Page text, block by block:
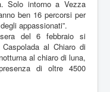
Solo intorno a Vezza
ben 16 percorsi per
appassionati”.
del 6 febbraio si
al Chiaro di
al chiaro di luna,
di oltre 4500